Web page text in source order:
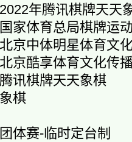
年腾讯棋牌天天
家体育总局棋牌运
京中体明星体育文
京酷享体育文化传
讯棋牌天天象棋
棋
体赛-临时定台制